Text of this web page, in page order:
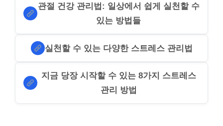
관절 건강 관리법: 일상에서 쉽게 실천할 수
있는 방법들
실천할 수 있는 다양한 스트레스 관리법
지금 당장 시작할 수 있는 8가지 스트레스
관리 방법